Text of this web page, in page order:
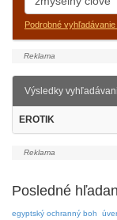
Podrobné vyhľadávanie
Výsledky
EROTIK
Posledné
egyptský ochranný boh